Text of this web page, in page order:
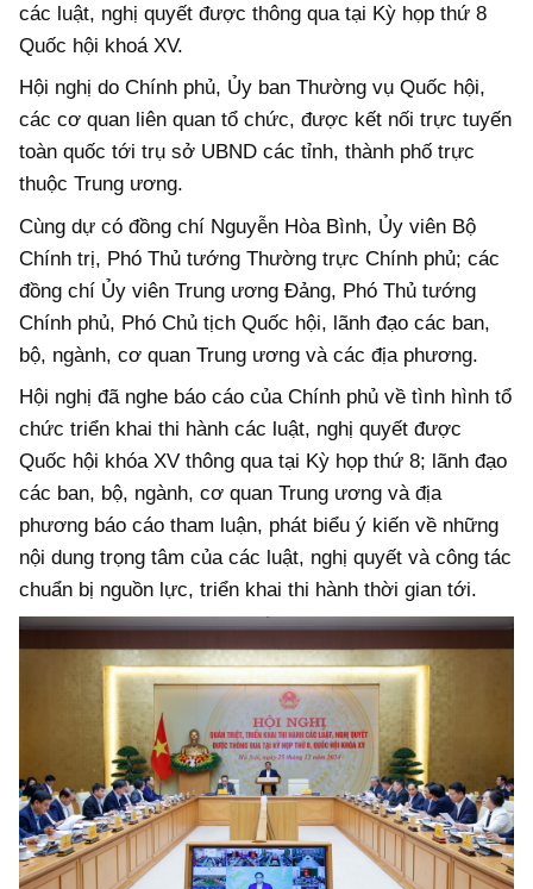
các luật, nghị quyết được thông qua tại Kỳ họp thứ 8
Quốc hội khoá XV.
Hội nghị do Chính phủ, Ủy ban Thường vụ Quốc hội,
các cơ quan liên quan tổ chức, được kết nối trực tuyến
toàn quốc tới trụ sở UBND các tỉnh, thành phố trực
thuộc Trung ương.
Cùng dự có đồng chí Nguyễn Hòa Bình, Ủy viên Bộ
Chính trị, Phó Thủ tướng Thường trực Chính phủ; các
đồng chí Ủy viên Trung ương Đảng, Phó Thủ tướng
Chính phủ, Phó Chủ tịch Quốc hội, lãnh đạo các ban,
bộ, ngành, cơ quan Trung ương và các địa phương.
Hội nghị đã nghe báo cáo của Chính phủ về tình hình tổ
chức triển khai thi hành các luật, nghị quyết được
Quốc hội khóa XV thông qua tại Kỳ họp thứ 8; lãnh đạo
các ban, bộ, ngành, cơ quan Trung ương và địa
phương báo cáo tham luận, phát biểu ý kiến về những
nội dung trọng tâm của các luật, nghị quyết và công tác
chuẩn bị nguồn lực, triển khai thi hành thời gian tới.